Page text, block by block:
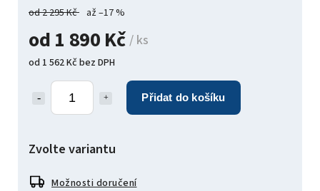
od 2 295 Kč až –17 %
od 1 890 Kč / ks
od 1 562 Kčbez DPH
Přidat do košíku
Zvolte variantu
Možnosti doručení